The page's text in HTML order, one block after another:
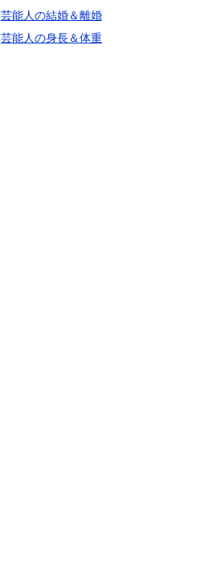
芸能人の結婚＆離婚
芸能人の身長＆体重